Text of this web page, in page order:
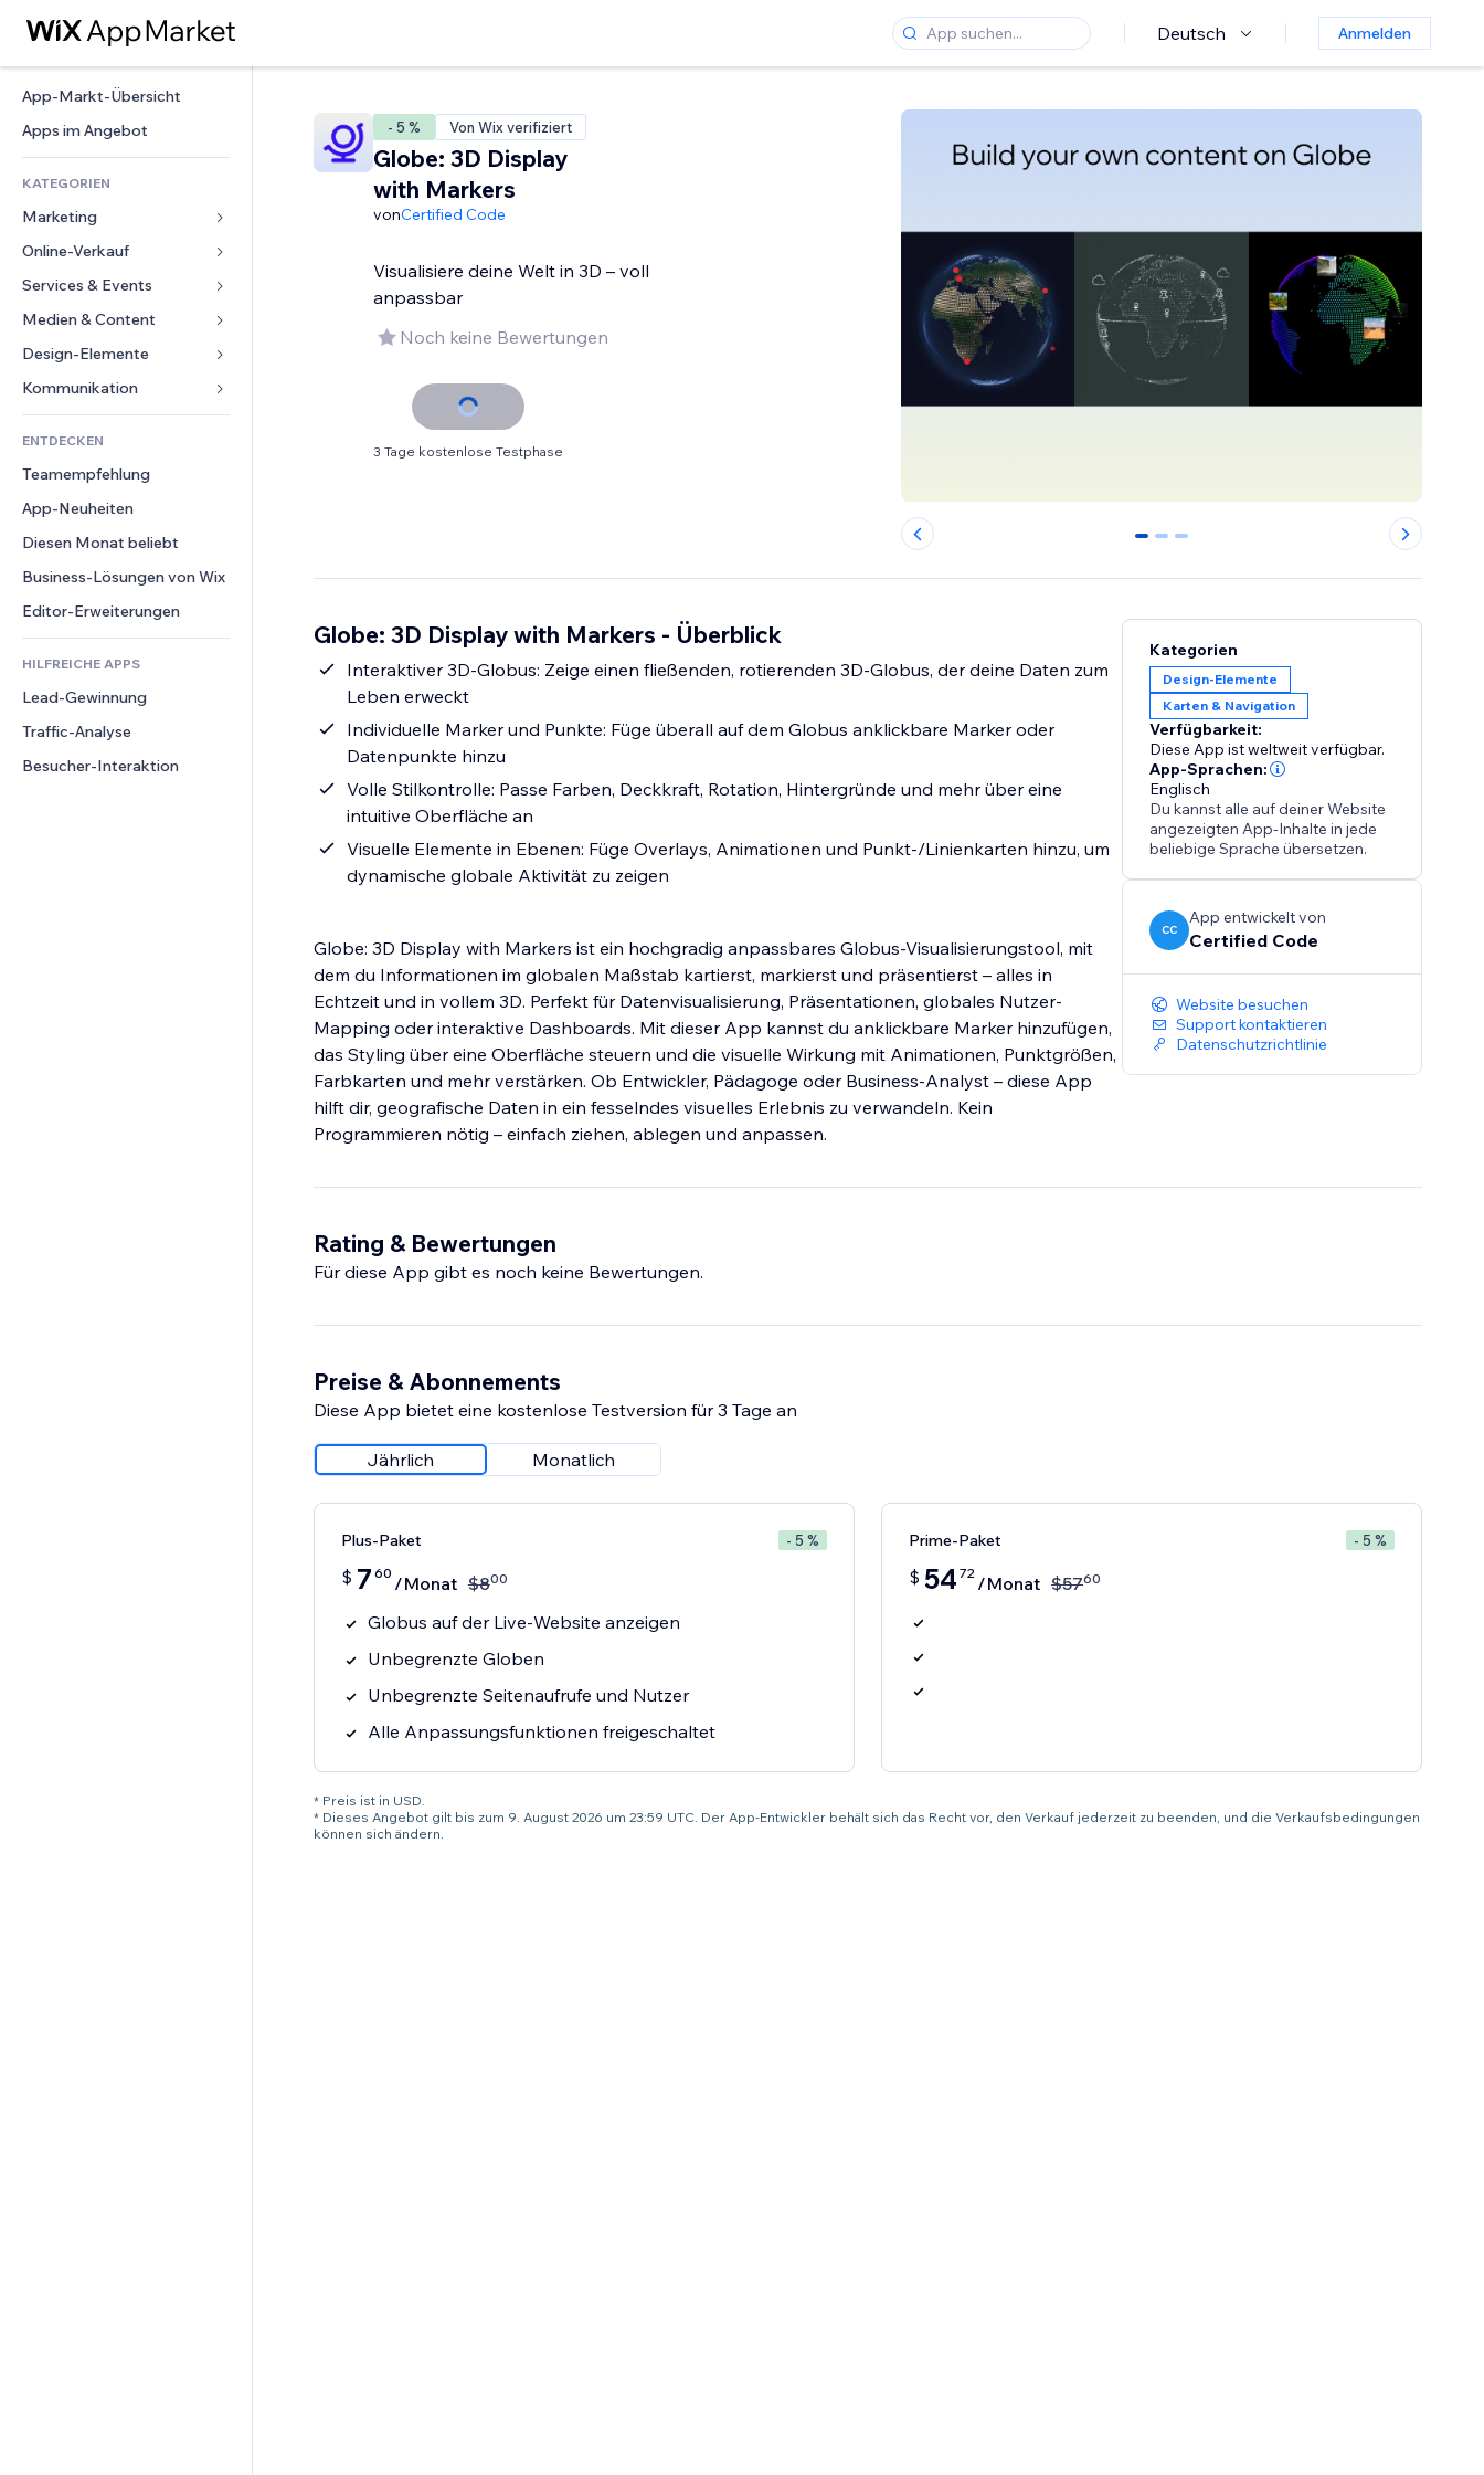
Deutsch Anmelden
App-Markt-Übersicht
Apps im Angebot
KATEGORIEN
Marketing
Anzeigen
Mobil
Statistiken
Website-Einträge
E-Mail
Online-Verkauf
Apps für Shops
Versand & Lieferung
Verkaufen-Buttons
Buchhaltung
Gutscheine & Treuebonus
Lagerlösungen
Speisen & Getränke
Services & Events
Hotels
Events
Restaurants
Immobilien
Buchungen
Medien & Content
Galerie
Musik
Podcasts
Fotografie
Video
PDF
Dateifreigabe
News
Design-Elemente
Karten & Navigation
Datenschutz & Sicherheit
Uhr
Seiten-Vorlagen
Bildeffekte
Buttons & Menüs
Banner & Abzeichen
Taschenrechner
Suche
Wetter
Diagramme & Tabellen
Formulare
Umfragen
Chat
Kommentare
Telefon
Community
Bewertungen und Feedback
CRM
ENTDECKEN
Teamempfehlung
App-Neuheiten
Diesen Monat beliebt
Business-Lösungen von Wix
Editor-Erweiterungen
HILFREICHE APPS
Lead-Gewinnung
Traffic-Analyse
Besucher-Interaktion
- 5 % Von Wix verifiziert
Globe: 3D Display
with Markers
vonCertified Code
Visualisiere deine Welt in 3D – voll
anpassbar
Noch keine Bewertungen
3 Tage kostenlose Testphase
0 1 2
Globe: 3D Display with Markers - Überblick
Interaktiver 3D-Globus: Zeige einen fließenden, rotierenden 3D-Globus, der deine Daten zum
Leben erweckt
Individuelle Marker und Punkte: Füge überall auf dem Globus anklickbare Marker oder
Datenpunkte hinzu
Volle Stilkontrolle: Passe Farben, Deckkraft, Rotation, Hintergründe und mehr über eine
intuitive Oberfläche an
Visuelle Elemente in Ebenen: Füge Overlays, Animationen und Punkt-/Linienkarten hinzu, um
dynamische globale Aktivität zu zeigen
Globe: 3D Display with Markers ist ein hochgradig anpassbares Globus-Visualisierungstool, mit
dem du Informationen im globalen Maßstab kartierst, markierst und präsentierst – alles in
Echtzeit und in vollem 3D. Perfekt für Datenvisualisierung, Präsentationen, globales Nutzer-
Mapping oder interaktive Dashboards. Mit dieser App kannst du anklickbare Marker hinzufügen,
das Styling über eine Oberfläche steuern und die visuelle Wirkung mit Animationen, Punktgrößen,
Farbkarten und mehr verstärken. Ob Entwickler, Pädagoge oder Business-Analyst – diese App
hilft dir, geografische Daten in ein fesselndes visuelles Erlebnis zu verwandeln. Kein
Programmieren nötig – einfach ziehen, ablegen und anpassen.
Kategorien
Design-Elemente
Karten & Navigation
Verfügbarkeit:
Diese App ist weltweit verfügbar.
App-Sprachen:
Englisch
Du kannst alle auf deiner Website
angezeigten App-Inhalte in jede
beliebige Sprache übersetzen.
CC
App entwickelt von
Certified Code
Website besuchen
Support kontaktieren
Datenschutzrichtlinie
Rating & Bewertungen
Für diese App gibt es noch keine Bewertungen.
Preise & Abonnements
Diese App bietet eine kostenlose Testversion für 3 Tage an
Jährlich Monatlich
Plus-Paket - 5 %
$ 7 60 /Monat $800
Globus auf der Live-Website anzeigen
Unbegrenzte Globen
Unbegrenzte Seitenaufrufe und Nutzer
Alle Anpassungsfunktionen freigeschaltet
Prime-Paket - 5 %
$ 54 72 /Monat $5760
* Preis ist in USD.
* Dieses Angebot gilt bis zum 9. August 2026 um 23:59 UTC. Der App-Entwickler behält sich das Recht vor, den Verkauf jederzeit zu beenden, und die Verkaufsbedingungen
können sich ändern.